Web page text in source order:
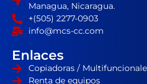
Managua, Nicaragua.
+(505) 2277-0903
info@mcs-cc.com
Enlaces
Copiadoras /
Renta de equipos